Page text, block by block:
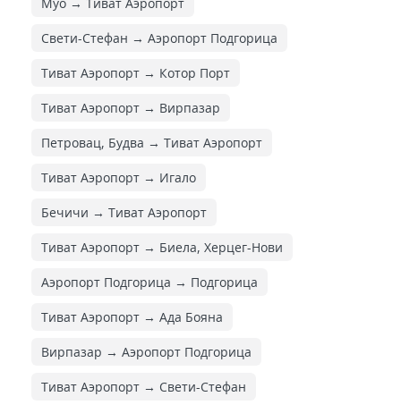
Свети-Стефан → Аэропорт Подгорица
Тиват Аэропорт → Котор Порт
Тиват Аэропорт → Вирпазар
Петровац, Будва → Тиват Аэропорт
Тиват Аэропорт → Игало
Бечичи → Тиват Аэропорт
Тиват Аэропорт → Биела, Херцег-Нови
Аэропорт Подгорица → Подгорица
Тиват Аэропорт → Ада Бояна
Вирпазар → Аэропорт Подгорица
Тиват Аэропорт → Свети-Стефан